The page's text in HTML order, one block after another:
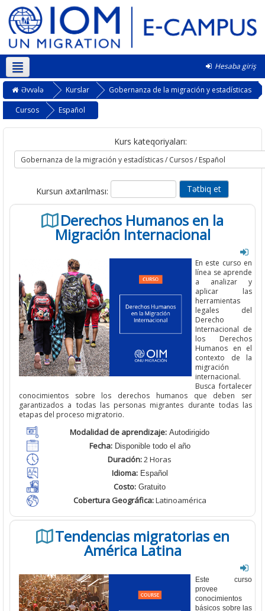
Hesaba giriş
Azərbaycanca ‎(az)‎
Əvvələ Kurslar
Gobernanza de la migración y estadísticas
Cursos
Español
Kurs kateqoriyaları:
Kursun axtarılması:
Derechos Humanos en la
Migración Internacional
En este curso en
línea se aprende
a analizar y
aplicar las
herramientas
legales del
Derecho
Internacional de
los Derechos
Humanos en el
contexto de la
migración
internacional.
Busca fortalecer
conocimientos sobre los derechos humanos que deben ser
garantizados a todas las personas migrantes durante todas las
etapas del proceso migratorio.
Modalidad de aprendizaje: Autodirigido
Fecha:Disponible todo el año
Duración:2 Horas
Idioma:Español
Costo: Gratuito
Cobertura Geográfica:Latinoamérica
Tendencias migratorias en
América Latina
Este curso
provee
conocimientos
básicos sobre las